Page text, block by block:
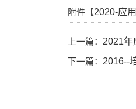
附件【2020-应
上一篇： 2021年
下一篇： 2016--